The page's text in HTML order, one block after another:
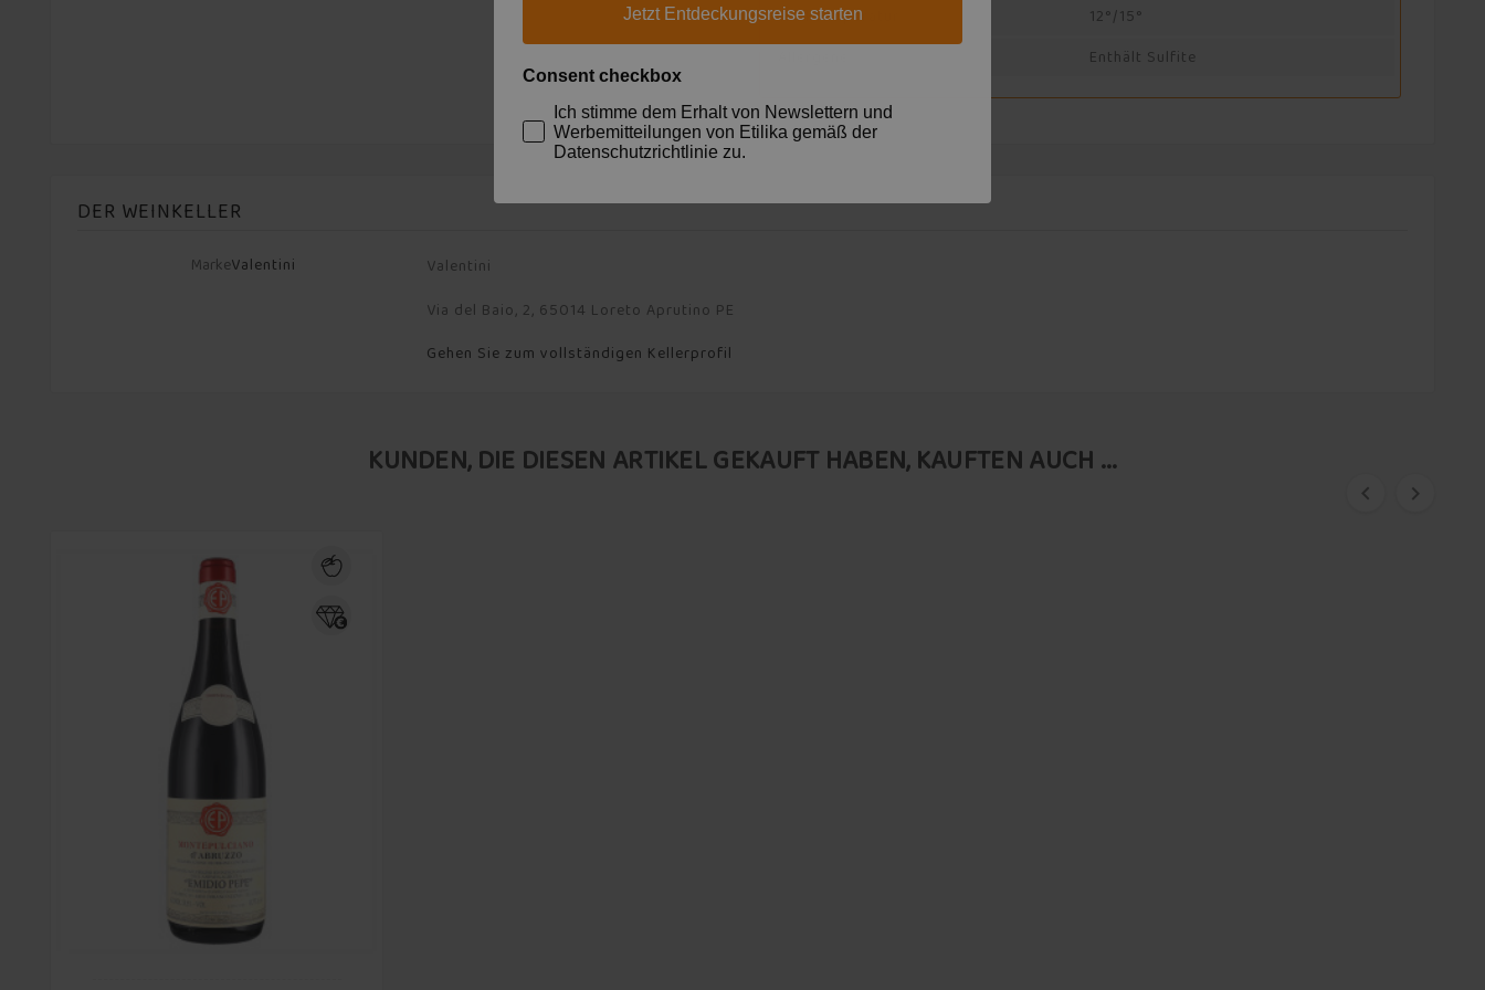
Trinktemperatur
12°/15°
Enthält Sulfite
DER WEINKELLER
MarkeValentini
Valentini
Via del Baio, 2, 65014 Loreto Aprutino PE
Gehen Sie zum vollständigen Kellerprofil
KUNDEN, DIE DIESEN ARTIKEL GEKAUFT HABEN, KAUFTEN AUCH ...
 
Jetzt Entdeckungsreise starten
Consent checkbox
Ich stimme dem Erhalt von Newslettern und
Werbemitteilungen von Etilika gemäß der
Datenschutzrichtlinie zu.